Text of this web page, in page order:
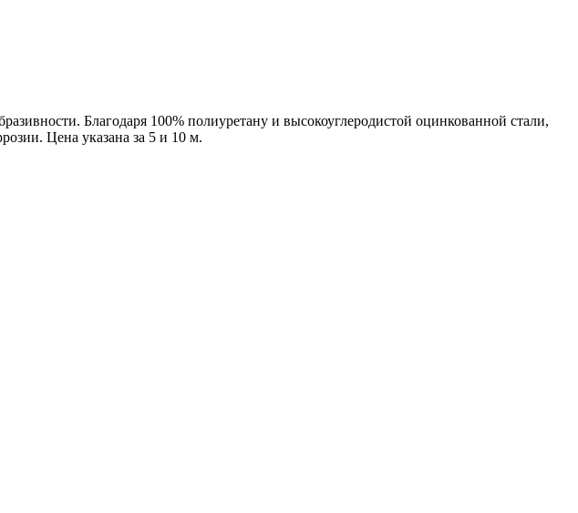
Благодаря 100% полиуретану и высокоуглеродистой оцинкованной стали,
Цена указана за 5 и 10 м.